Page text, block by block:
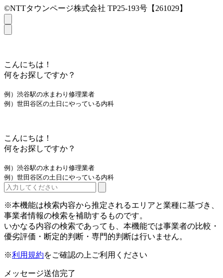
©NTTタウンページ株式会社 TP25-193号【261029】
こんにちは！
何をお探しですか？
例）渋谷駅の水まわり修理業者
例）世田谷区の土日にやっている内科
こんにちは！
何をお探しですか？
例）渋谷駅の水まわり修理業者
例）世田谷区の土日にやっている内科
※本機能は検索内容から推定されるエリアと業種に基づき、
事業者情報の検索を補助するものです。
いかなる内容の検索であっても、本機能では事業者の比較・
優劣評価・断定的判断・専門的判断は行いません。
※利用規約をご確認の上ご利用ください
メッセージ送信完了